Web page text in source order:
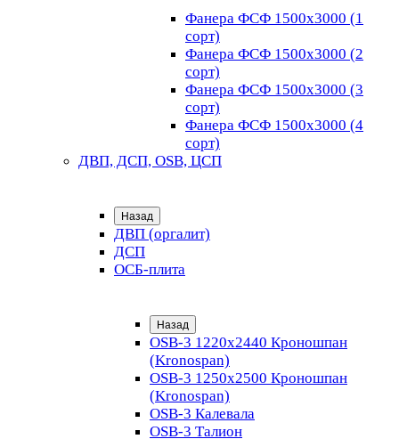
Фанера ФСФ 1500х3000 (1
сорт)
Фанера ФСФ 1500х3000 (2
сорт)
Фанера ФСФ 1500х3000 (3
сорт)
Фанера ФСФ 1500х3000 (4
сорт)
ДВП, ДСП, OSB, ЦСП
Назад
ДВП (оргалит)
ДСП
ОСБ-плита
Назад
OSB-3 1220х2440 Кроношпан
(Kronospan)
OSB-3 1250х2500 Кроношпан
(Kronospan)
OSB-3 Калевала
OSB-3 Талион